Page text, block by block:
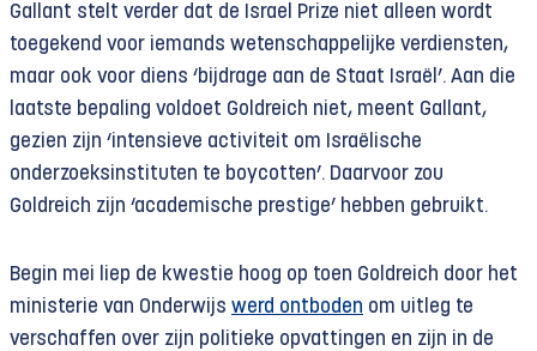
Gallant stelt verder dat de Israel Prize niet alleen wordt
toegekend voor iemands wetenschappelijke verdiensten,
maar ook voor diens ‘bijdrage aan de Staat Israël’. Aan die
laatste bepaling voldoet Goldreich niet, meent Gallant,
gezien zijn ‘intensieve activiteit om Israëlische
onderzoeksinstituten te boycotten’. Daarvoor zou
Goldreich zijn ‘academische prestige’ hebben gebruikt.
Begin mei liep de kwestie hoog op toen Goldreich door het
ministerie van Onderwijs werd ontboden om uitleg te
verschaffen over zijn politieke opvattingen en zijn in de